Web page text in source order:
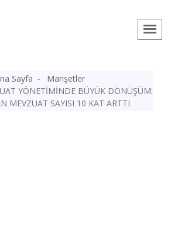
Sayfa
Manşetler
YÖNETİMİNDE BÜYÜK DÖNÜŞÜM:
MEVZUAT SAYISI 10 KAT ARTTI